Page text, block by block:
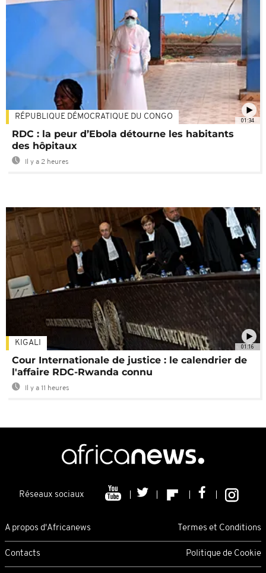
01:34
RÉPUBLIQUE DÉMOCRATIQUE DU CONGO
RDC : la peur d’Ebola détourne les habitants
des hôpitaux
Il y a 2 heures
01:16
KIGALI
Cour Internationale de justice : le calendrier de
l'affaire RDC-Rwanda connu
Il y a 11 heures
Réseaux sociaux
A propos d'Africanews Termes et Conditions
Contacts Politique de Cookie